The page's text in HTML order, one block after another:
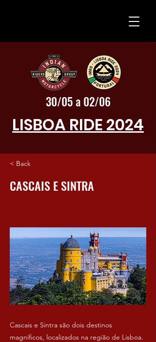
30/05 a 02/06
LISBOA RIDE 2024
< Back
CASCAIS E SINTRA
Cascais e Sintra são dois destinos
magníficos, localizados na região de Lisboa.